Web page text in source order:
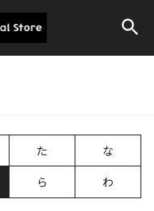
た な
ら わ